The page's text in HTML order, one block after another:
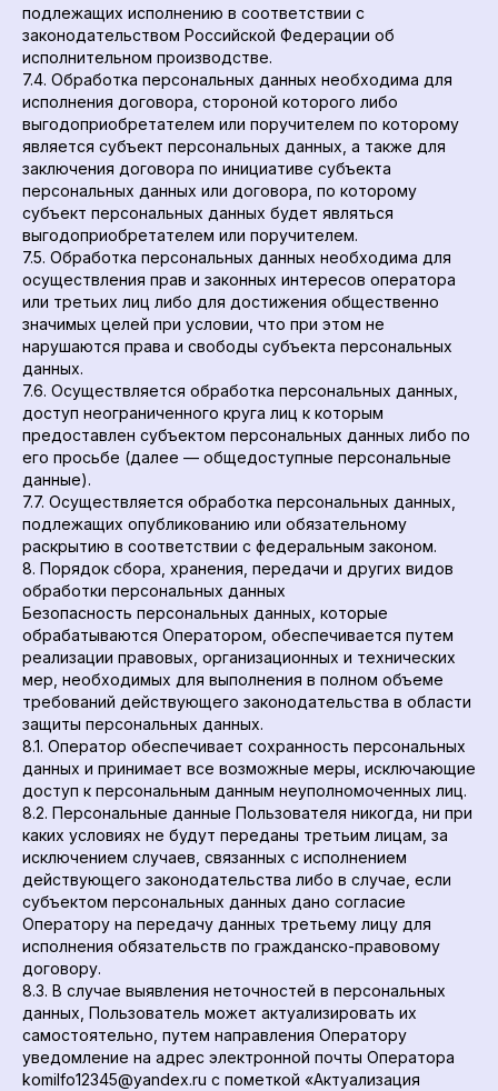
подлежащих исполнению в соответствии с
законодательством Российской Федерации об
исполнительном производстве.
7.4. Обработка персональных данных необходима для
исполнения договора, стороной которого либо
выгодоприобретателем или поручителем по которому
является субъект персональных данных, а также для
заключения договора по инициативе субъекта
персональных данных или договора, по которому
субъект персональных данных будет являться
выгодоприобретателем или поручителем.
7.5. Обработка персональных данных необходима для
осуществления прав и законных интересов оператора
или третьих лиц либо для достижения общественно
значимых целей при условии, что при этом не
нарушаются права и свободы субъекта персональных
данных.
7.6. Осуществляется обработка персональных данных,
доступ неограниченного круга лиц к которым
предоставлен субъектом персональных данных либо по
его просьбе (далее — общедоступные персональные
данные).
7.7. Осуществляется обработка персональных данных,
подлежащих опубликованию или обязательному
раскрытию в соответствии с федеральным законом.
8. Порядок сбора, хранения, передачи и других видов
обработки персональных данных
Безопасность персональных данных, которые
обрабатываются Оператором, обеспечивается путем
реализации правовых, организационных и технических
мер, необходимых для выполнения в полном объеме
требований действующего законодательства в области
защиты персональных данных.
8.1. Оператор обеспечивает сохранность персональных
данных и принимает все возможные меры, исключающие
доступ к персональным данным неуполномоченных лиц.
8.2. Персональные данные Пользователя никогда, ни при
каких условиях не будут переданы третьим лицам, за
исключением случаев, связанных с исполнением
действующего законодательства либо в случае, если
субъектом персональных данных дано согласие
Оператору на передачу данных третьему лицу для
исполнения обязательств по гражданско-правовому
договору.
8.3. В случае выявления неточностей в персональных
данных, Пользователь может актуализировать их
самостоятельно, путем направления Оператору
уведомление на адрес электронной почты Оператора
komilfo12345@yandex.ru с пометкой «Актуализация